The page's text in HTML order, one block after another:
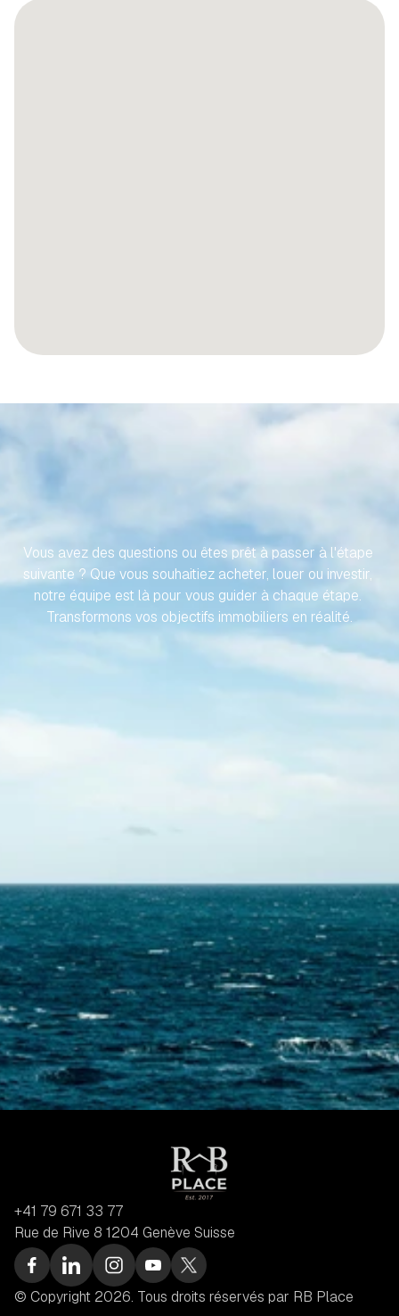
EFFORT
Vous avez des questions ou êtes prêt à passer à l'étape
suivante ? Que vous souhaitiez acheter, louer ou investir,
notre équipe est là pour vous guider à chaque étape.
Transformons vos objectifs immobiliers en réalité.
+41 79 671 33 77
Rue de Rive 8 1204 Genève Suisse
© Copyright 2026. Tous droits réservés par RB Place